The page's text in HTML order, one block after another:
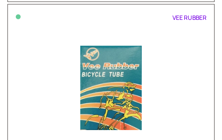
• VEE RUBBER